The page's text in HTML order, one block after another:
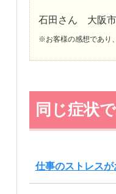
石田さん 大阪
※お客様の感想であり
同じ症状
仕事のストレス